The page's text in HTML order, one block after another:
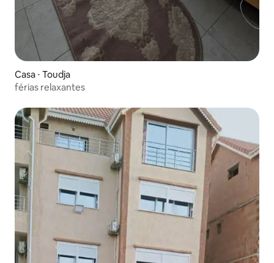
Casa ⋅ Toudja
férias relaxantes